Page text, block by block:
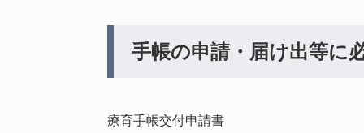
手帳の申請・届け出等に
療育手帳交付申請書